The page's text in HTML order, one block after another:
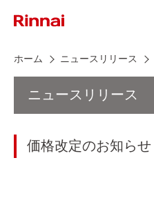
ホーム ニュースリリース
ニュースリリース
価格改定のお知らせ